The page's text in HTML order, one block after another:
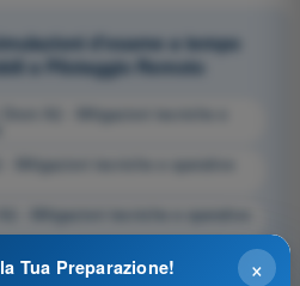
d'esame a tempo
a Pilotaggio Remoto
A2 - Mitigazioni tecniche e
Mitigazioni tecniche e operative
- Mitigazioni tecniche e operative
×
Tua Preparazione!